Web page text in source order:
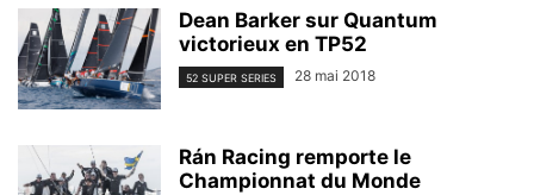
Dean Barker sur Quantum
victorieux en TP52
52 SUPER SERIES 28 mai 2018
Rán Racing remporte le
Championnat du Monde